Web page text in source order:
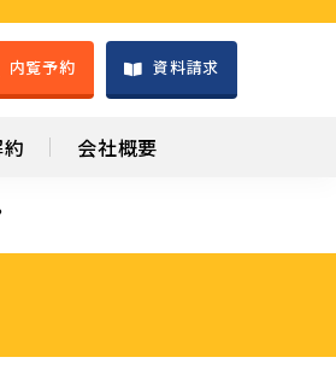
内覧予約 資料請求
会社概要